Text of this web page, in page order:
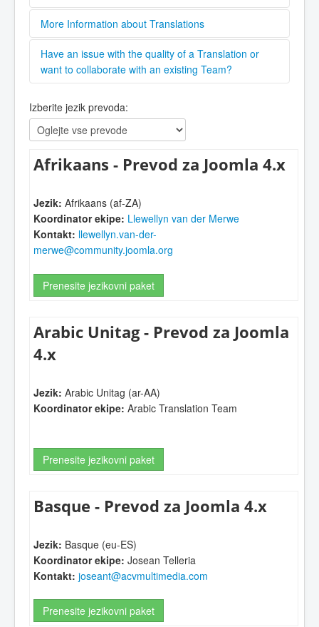
Please contact theJoomla! CMS (Core) Language
Team,
Create an request on theGitHub repository,
or contact one of the managers via theCrowdin
CMS Project.
More Information about Translations
There are a number of valuable resources for
adding your language to Joomla and learning more
about theJoomla! CMS (Core) Language Team. You
Forumor theLanguage Forum
wealth of resources in
The International Zone
Forum.
Have an issue with the quality of a Translation or
want to collaborate with an existing Team?
the list below.
Izberite jezik prevoda:
Afrikaans - Prevod za Joomla 4.x
Jezik: Afrikaans (af-ZA)
Koordinator ekipe: Llewellyn van der Merwe
Kontakt: llewellyn.van-der-
merwe@community.joomla.org
Prenesite jezikovni paket
Arabic Unitag - Prevod za Joomla
4.x
Jezik: Arabic Unitag (ar-AA)
Koordinator ekipe: Arabic Translation Team
Prenesite jezikovni paket
Basque - Prevod za Joomla 4.x
Jezik: Basque (eu-ES)
Koordinator ekipe: Josean Telleria
Kontakt: joseant@acvmultimedia.com
Prenesite jezikovni paket